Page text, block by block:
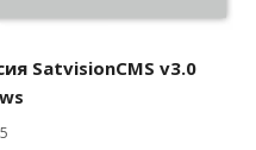
SatvisionCMS v3.0